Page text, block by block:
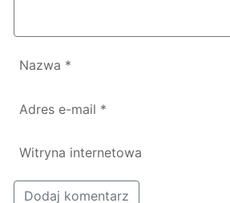
Nazwa *
Adres e-mail *
Witryna internetowa